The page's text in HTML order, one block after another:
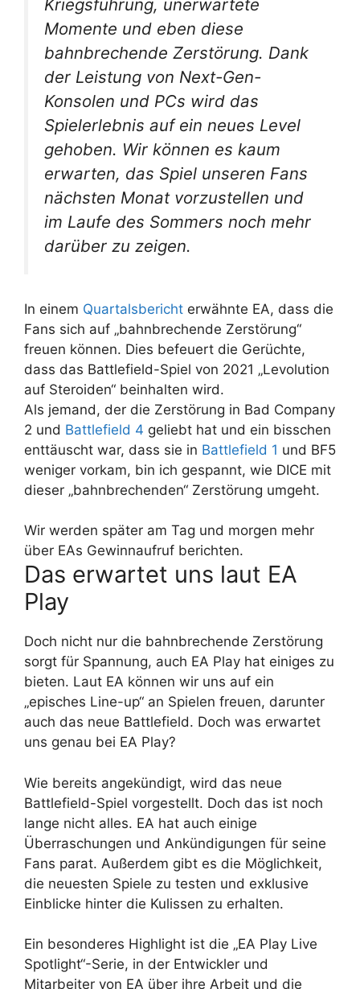
Kriegsführung, unerwartete
Momente und eben diese
bahnbrechende Zerstörung. Dank
der Leistung von Next-Gen-
Konsolen und PCs wird das
Spielerlebnis auf ein neues Level
gehoben. Wir können es kaum
erwarten, das Spiel unseren Fans
nächsten Monat vorzustellen und
im Laufe des Sommers noch mehr
darüber zu zeigen.
In einem Quartalsbericht erwähnte EA, dass die
Fans sich auf „bahnbrechende Zerstörung“
freuen können. Dies befeuert die Gerüchte,
dass das Battlefield-Spiel von 2021 „Levolution
auf Steroiden“ beinhalten wird.
Als jemand, der die Zerstörung in Bad Company
2 und Battlefield 4 geliebt hat und ein bisschen
enttäuscht war, dass sie in Battlefield 1 und BF5
weniger vorkam, bin ich gespannt, wie DICE mit
dieser „bahnbrechenden“ Zerstörung umgeht.
Wir werden später am Tag und morgen mehr
über EAs Gewinnaufruf berichten.
Das erwartet uns laut EA
Play
Doch nicht nur die bahnbrechende Zerstörung
sorgt für Spannung, auch EA Play hat einiges zu
bieten. Laut EA können wir uns auf ein
„episches Line-up“ an Spielen freuen, darunter
auch das neue Battlefield. Doch was erwartet
uns genau bei EA Play?
Wie bereits angekündigt, wird das neue
Battlefield-Spiel vorgestellt. Doch das ist noch
lange nicht alles. EA hat auch einige
Überraschungen und Ankündigungen für seine
Fans parat. Außerdem gibt es die Möglichkeit,
die neuesten Spiele zu testen und exklusive
Einblicke hinter die Kulissen zu erhalten.
Ein besonderes Highlight ist die „EA Play Live
Spotlight“-Serie, in der Entwickler und
Mitarbeiter von EA über ihre Arbeit und die